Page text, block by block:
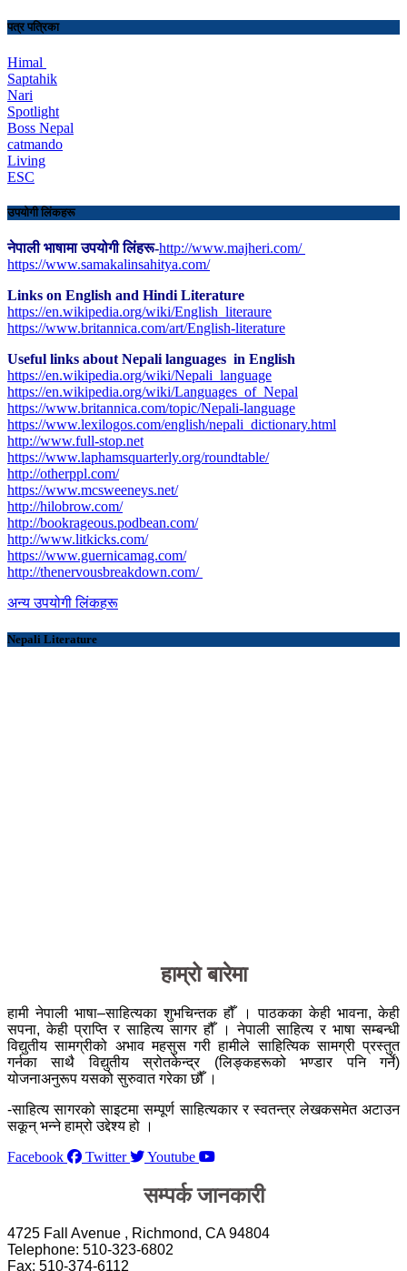
पत्र पत्रिका
Himal
Saptahik
Nari
Spotlight
Boss Nepal
catmando
Living
ESC
उपयोगी लिंकहरू
नेपाली भाषामा उपयोगी लिंहरू-http://www.majheri.com/
https://www.samakalinsahitya.com/
Links on English and Hindi Literature
https://en.wikipedia.org/wiki/English_literaure
https://www.britannica.com/art/English-literature
Useful links about Nepali languages in English
https://en.wikipedia.org/wiki/Nepali_language
https://en.wikipedia.org/wiki/Languages_of_Nepal
https://www.britannica.com/topic/Nepali-language
https://www.lexilogos.com/english/nepali_dictionary.html
​http://www.full-stop.net
https://www.laphamsquarterly.org/roundtable/
http://otherppl.com/
https://www.mcsweeneys.net/
http://hilobrow.com/
http://bookrageous.podbean.com/
http://www.litkicks.com/
https://www.guernicamag.com/
http://thenervousbreakdown.com/
अन्य उपयोगी लिंकहरू
Nepali Literature
हाम्रो बारेमा
हामी नेपाली भाषा–साहित्यका शुभचिन्तक हौँ । पाठकका केही भावना, केही
सपना, केही प्राप्ति र साहित्य सागर हौँ । नेपाली साहित्य र भाषा सम्बन्धी
विद्युतीय सामग्रीको अभाव महसुस गरी हामीले साहित्यिक सामग्री प्रस्तुत
गर्नका साथै विद्युतीय स्रोतकेन्द्र (लिङ्कहरूको भण्डार पनि गर्ने)
योजनाअनुरूप यसको सुरुवात गरेका छौँ ।
-साहित्य सागरको साइटमा सम्पूर्ण साहित्यकार र स्वतन्त्र लेखकसमेत अटाउन
सकून् भन्ने हाम्रो उद्देश्य हो ।
Facebook
Twitter Youtube
सम्पर्क जानकारी
4725 Fall Avenue , Richmond, CA 94804
Telephone: 510-323-6802
Fax: 510-374-6112